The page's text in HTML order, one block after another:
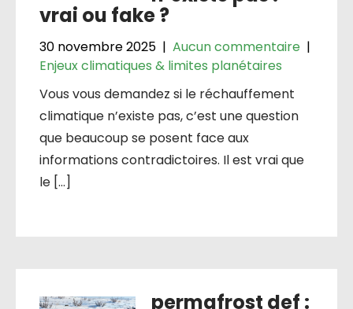
vrai ou fake ?
30 novembre 2025 | Aucun commentaire |
Enjeux climatiques & limites planétaires
Vous vous demandez si le réchauffement
climatique n’existe pas, c’est une question
que beaucoup se posent face aux
informations contradictoires. Il est vrai que
le […]
permafrost def :